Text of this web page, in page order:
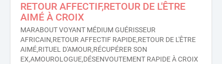
RETOUR AFFECTIF,RETOUR DE L'ÊTRE
AIMÉ À CROIX
MARABOUT VOYANT MÉDIUM GUÉRISSEUR
AFRICAIN,RETOUR AFFECTIF RAPIDE,RETOUR DE L'ÊTRE
AIMÉ,RITUEL D'AMOUR,RÉCUPÉRER SON
EX,AMOUROLOGUE,DÉSENVOUTEMENT RAPIDE À CROIX